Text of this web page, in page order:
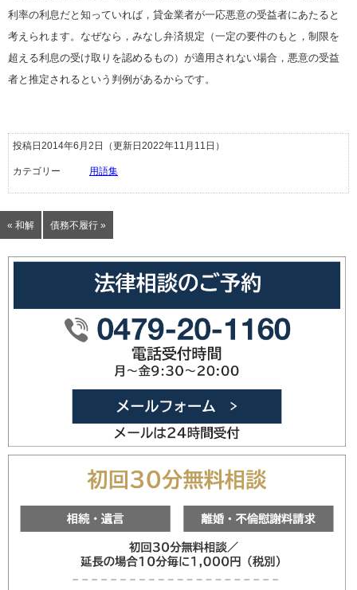
利率の利息だと知っていれば，貸金業者が一応悪意の受益者にあたると
考えられます。なぜなら，みなし弁済規定（一定の要件のもと，制限を
超える利息の受け取りを認めるもの）が適用されない場合，悪意の受益
者と推定されるという判例があるからです。
投稿日2014年6月2日 （更新日2022年11月11日）
カテゴリー 用語集
« 和解 債務不履行 »